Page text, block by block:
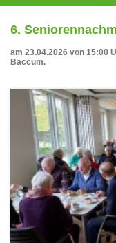
6.
am 23.04.2026 von 15:00
Baccum.